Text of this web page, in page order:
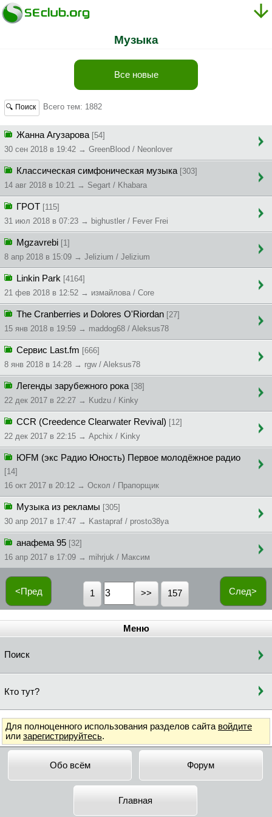
Музыка
Все новые
🔍 Поиск Всего тем: 1882
Жанна Агузарова [54]
30 сен 2018 в 19:42 → GreenBlood / Neonlover
Классическая симфоническая музыка [303]
14 авг 2018 в 10:21 → Segart / Khabara
ГРОТ [115]
31 июл 2018 в 07:23 → bighustler / Fever Frei
Mgzavrebi [1]
8 апр 2018 в 15:09 → Jelizium / Jelizium
Linkin Park [4164]
21 фев 2018 в 12:52 → измайлова / Core
The Cranberries и Dolores O'Riordan [27]
15 янв 2018 в 19:59 → maddog68 / Aleksus78
Сервис Last.fm [666]
8 янв 2018 в 14:28 → rgw / Aleksus78
Легенды зарубежного рока [38]
22 дек 2017 в 22:27 → Kudzu / Kinky
CCR (Creedence Clearwater Revival) [12]
22 дек 2017 в 22:15 → Apchix / Kinky
ЮFM (экс Радио Юность) Первое молодёжное радио
[14]
16 окт 2017 в 20:12 → Оскол / Прапорщик
Музыка из рекламы [305]
30 апр 2017 в 17:47 → Kastapraf / prosto38ya
анафема 95 [32]
16 апр 2017 в 17:09 → mihrjuk / Максим
<Пред След>
1 157
Меню
Поиск
Кто тут?
Для полноценного использования разделов сайта войдите
или зарегистрируйтесь.
Обо всём Форум
Главная